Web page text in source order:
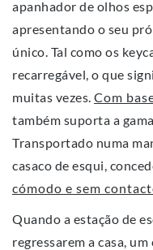
apanhador de olhos
apresentando o seu
único. Tal como os
recarregável, o que
muitas vezes. Com
também suporta a
Transportado numa
casaco de esqui,
cómodo e sem
Quando a estação de
regressarem a casa,